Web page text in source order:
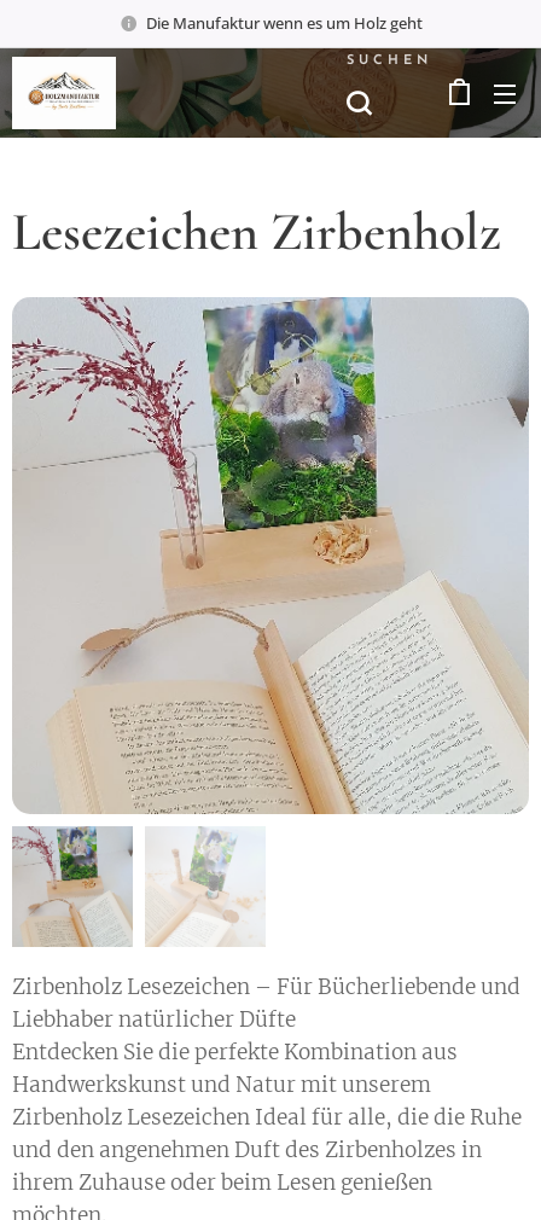
Die Manufaktur wenn es um Holz geht
SUCHEN
Lesezeichen Zirbenholz
Zirbenholz Lesezeichen – Für Bücherliebende und
Liebhaber natürlicher Düfte
Entdecken Sie die perfekte Kombination aus
Handwerkskunst und Natur mit unserem
Zirbenholz Lesezeichen Ideal für alle, die die Ruhe
und den angenehmen Duft des Zirbenholzes in
ihrem Zuhause oder beim Lesen genießen